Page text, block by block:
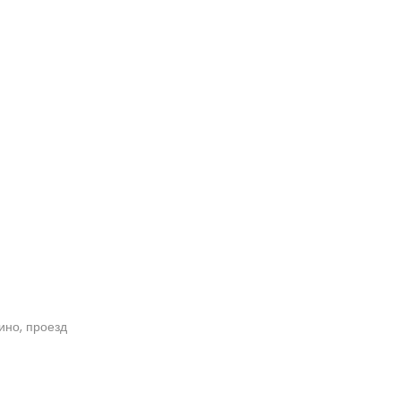
проезд